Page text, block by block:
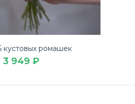
«Очаровательный» по выгодной
в доставке цветов ЛЮБИМЫЕ
БУКЕ..
кустовых ромашек
3 949 ₽